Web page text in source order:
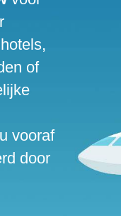
of
vooraf
door